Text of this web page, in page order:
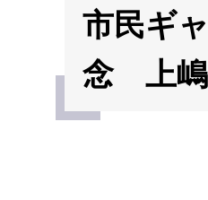
市民ギ
念 上嶋